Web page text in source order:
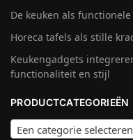
De keuken als
Horeca tafels als stille
Keukengadgets
functionaliteit en stijl
PRODUCTCATEGORIEËN
Een categorie selecteren